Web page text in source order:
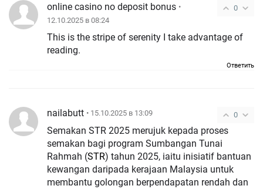
0
online casino no deposit bonus •
12.10.2025 в 08:24
This is the stripe of serenity I take advantage of
reading.
Ответить
0
nailabutt • 15.10.2025 в 13:09
Semakan STR 2025 merujuk kepada proses
semakan bagi program Sumbangan Tunai
Rahmah (STR) tahun 2025, iaitu inisiatif bantuan
kewangan daripada kerajaan Malaysia untuk
membantu golongan berpendapatan rendah dan